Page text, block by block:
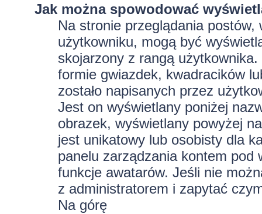
Jak można spowodować
Na stronie przeglądania
użytkowniku, mogą być
skojarzony z rangą
formie gwiazdek, kwadracików
zostało napisanych przez
Jest on wyświetlany poniżej
obrazek, wyświetlany powyżej
jest unikatowy lub osobisty dla
panelu zarządzania kontem pod
funkcje awatarów. Jeśli nie
z administratorem i zapytać
Na górę